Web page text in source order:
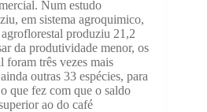
Num estudo
em sistema agroquimico,
produziu 21,2
da produtividade menor, os
foram três vezes mais
outras 33 espécies, para
que fez com que o saldo
ao do café